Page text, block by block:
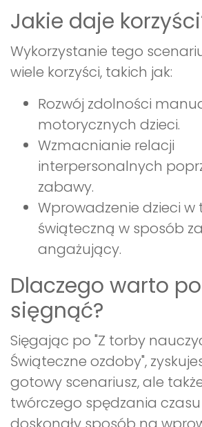
Jakie daje
Wykorzystanie tego
wiele korzyści, takich jak:
Rozwój zdolności
motorycznych dzieci.
Wzmacnianie relacji
interpersonalnych
zabawy.
Wprowadzenie dzieci
świąteczną w sposób
angażujący.
Dlaczego warto
sięgnąć?
Sięgając po "Z torby
Świąteczne ozdoby",
gotowy scenariusz, ale
twórczego spędzania czasu